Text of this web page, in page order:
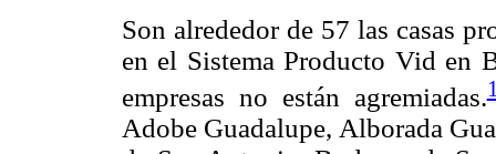
Son alrededor de 57 las casas
en el Sistema Producto Vid en
empresas no están agremiadas.
Adobe Guadalupe, Alborada